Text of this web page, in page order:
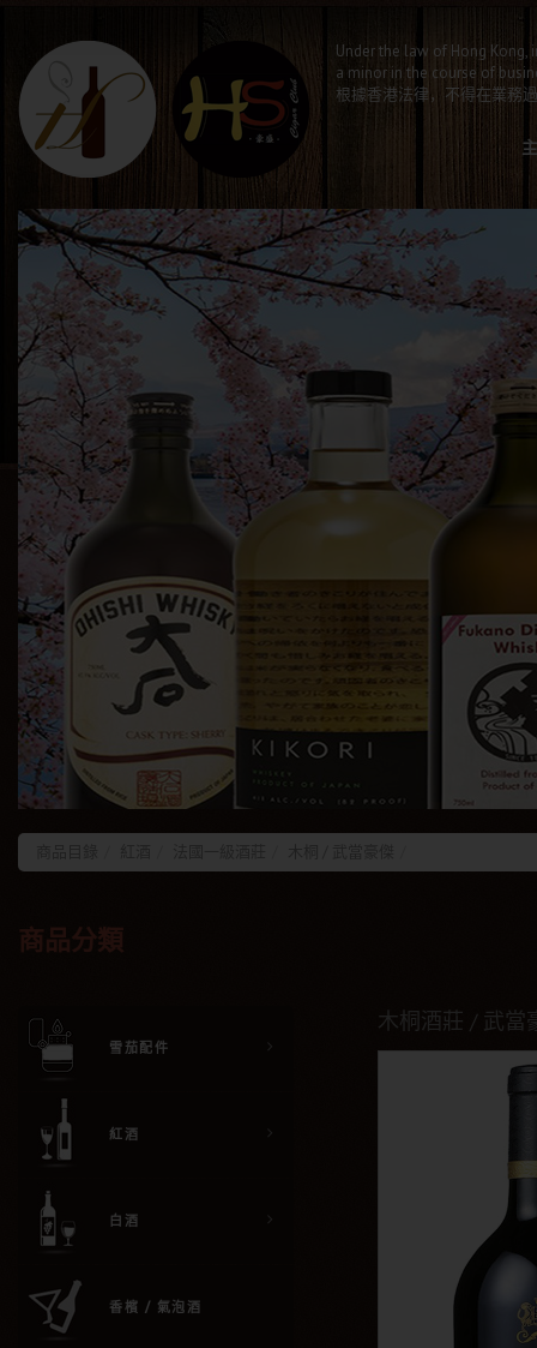
Under the law of Hong
a minor in the course of
根據香港法律，不得在業務
商品分類
雪茄配件
紅酒
白酒
香檳 / 氣泡酒
木桐酒莊 / 武當